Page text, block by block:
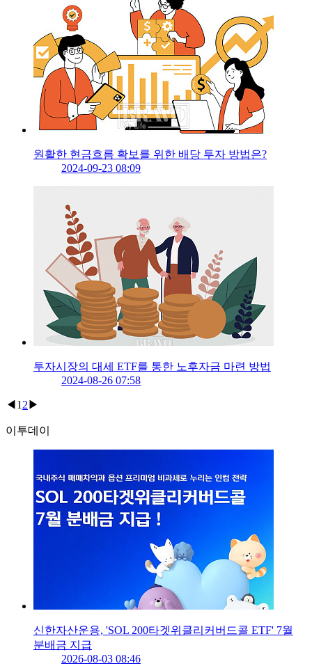
원활한 현금흐름 확보를 위한 배당 투자 방법은?
2024-09-23 08:09
투자시장의 대세 ETF를 통한 노후자금 마련 방법
2024-08-26 07:58
◀ 1 2 ▶
이투데이
신한자산운용, 'SOL 200타겟위클리커버드콜 ETF' 7월
분배금 지급
2026-08-03 08:46